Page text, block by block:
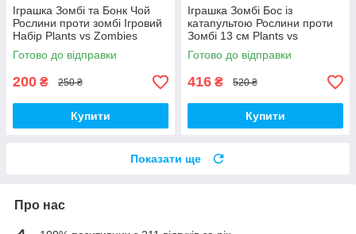
Іграшка Зомбі та Бонк Чой
Рослини проти зомбі Ігровий
Набір Plants vs Zombies
(00287)
Готово до відправки
200 ₴ 250 ₴
Купити
Іграшка Зомбі Бос із
катапультою Рослини проти
Зомбі 13 см Plants vs
Zombies Зомбі (00230)
Готово до відправки
416 ₴ 520 ₴
Купити
Показати ще
Про нас